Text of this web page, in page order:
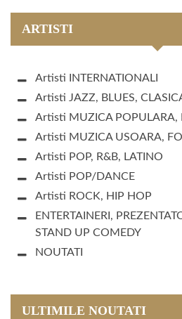
ARTISTI
Artisti INTERNATIONALI
Artisti JAZZ, BLUES,
Artisti MUZICA POPULARA,
Artisti MUZICA USOARA,
Artisti POP, R&B, LATINO
Artisti POP/DANCE
Artisti ROCK, HIP HOP
ENTERTAINERI,
STAND UP COMEDY
NOUTATI
ULTIMILE NOUTATI